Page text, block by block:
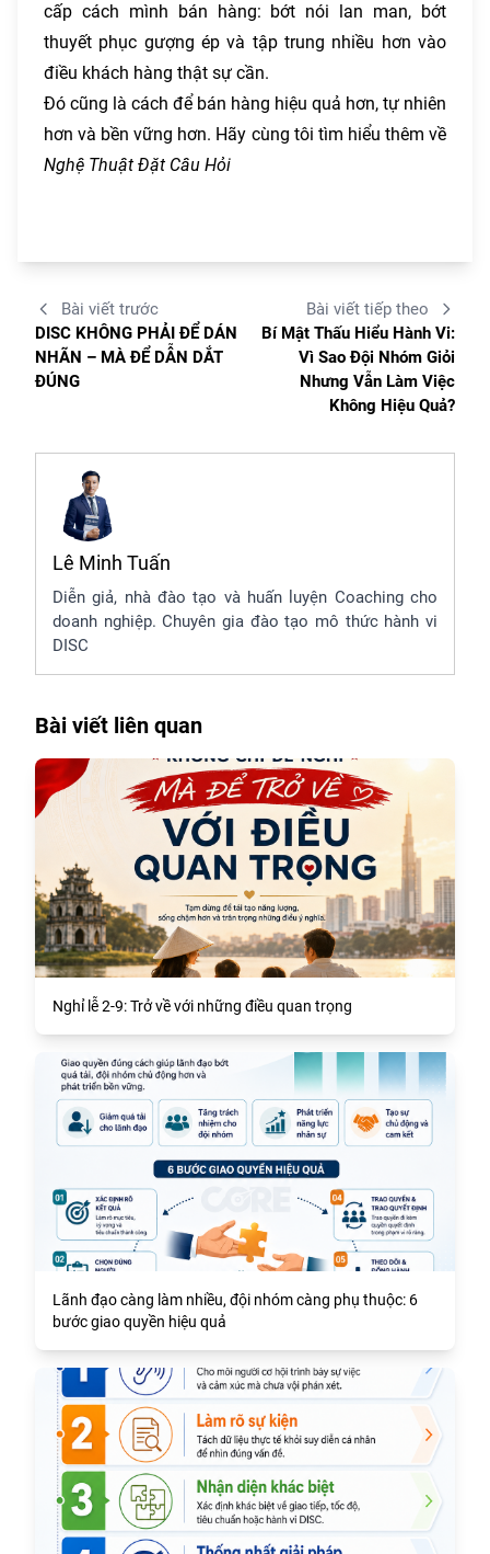
cấp cách mình bán hàng: bớt nói lan man, bớt
thuyết phục gượng ép và tập trung nhiều hơn vào
điều khách hàng thật sự cần.
Đó cũng là cách để bán hàng hiệu quả hơn, tự nhiên
hơn và bền vững hơn. Hãy cùng tôi tìm hiểu thêm về
Nghệ Thuật Đặt Câu Hỏi
Bài viết trước
DISC KHÔNG PHẢI ĐỂ DÁN
NHÃN – MÀ ĐỂ DẪN DẮT
ĐÚNG
Bài viết tiếp theo
Bí Mật Thấu Hiểu Hành Vi:
Vì Sao Đội Nhóm Giỏi
Nhưng Vẫn Làm Việc
Không Hiệu Quả?
Lê Minh Tuấn
Diễn giả, nhà đào tạo và huấn luyện Coaching cho
doanh nghiệp. Chuyên gia đào tạo mô thức hành vi
DISC
Bài viết liên quan
Nghỉ lễ 2-9: Trở về với những điều quan trọng
Lãnh đạo càng làm nhiều, đội nhóm càng phụ thuộc: 6
bước giao quyền hiệu quả